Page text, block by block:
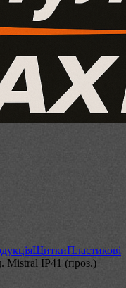
ЩиткиПластикові
IP41 (проз.)